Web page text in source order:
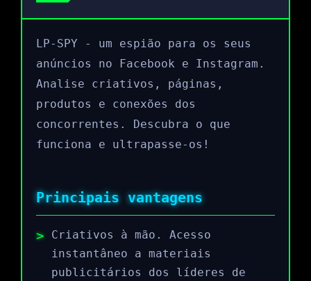
LP-SPY - um espião para os seus
anúncios no Facebook e Instagram.
Analise criativos, páginas,
produtos e conexões dos
concorrentes. Descubra o que
funciona e ultrapasse-os!
Principais vantagens
Criativos à mão. Acesso
instantâneo a materiais
publicitários dos líderes de